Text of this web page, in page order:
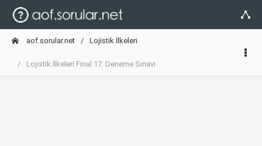
aof.sorular.net Lojistik İlkeleri
Lojistik İlkeleri Final 17. Deneme Sınavı